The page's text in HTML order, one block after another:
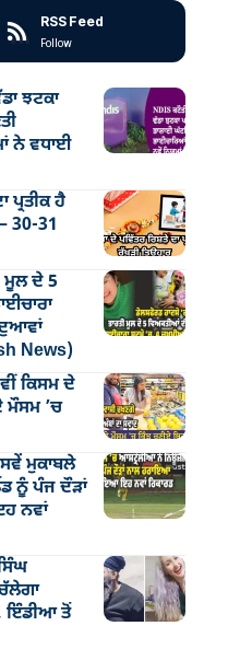
RSS Feed
Follow
ਝਟਕਾ
ਨੇ ਵਧਾਈ
ਪ੍ਰਤੀਕ ਹੈ
30-31
ਮੂਲ ਦੇ 5
News)
ਕਿਸਮ ਦੇ
ਮੌਸਮ ’ਚ
ਮੁਕਾਬਲੇ
ਨੂੰ ਪੰਜ ਦੌੜਾਂ
ਨਵਾਂ
ਇੰਡੀਆ ਤੋਂ